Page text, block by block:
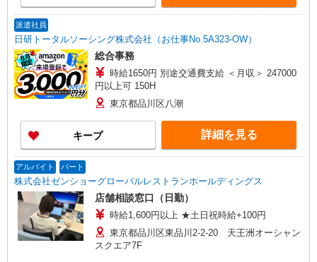
派遣社員
日研トータルソーシング株式会社（お仕事No.5A323-OW）
総合事務
時給1650円 別途交通費支給 ＜月収＞ 247000
円以上可 150H
東京都品川区八潮
キープ 詳細を見る
アルバイト パート
株式会社ゼンショーグローバルレストランホールディングス
店舗相談窓口（日勤）
時給1,600円以上 ★土日祝時給+100円
東京都品川区東品川2-2-20 天王洲オーシャン
スクエア7F